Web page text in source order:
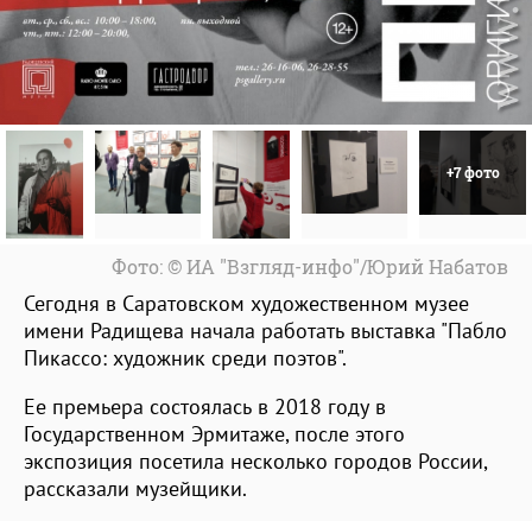
+7 фото
Фото: © ИА "Взгляд-инфо"/Юрий Набатов
Сегодня в Саратовском художественном музее
имени Радищева начала работать выставка "Пабло
Пикассо: художник среди поэтов".
Ee премьера состоялась в 2018 году в
Государственном Эрмитаже, после этого
экспозиция посетила несколько городов России,
рассказали музейщики.